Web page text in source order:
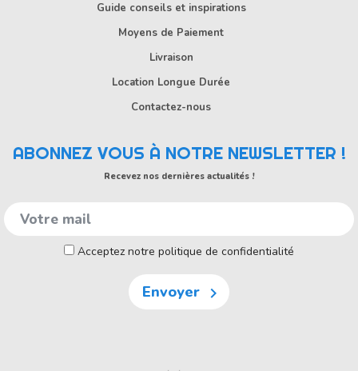
Guide conseils et inspirations
Moyens de Paiement
Livraison
Location Longue Durée
Contactez-nous
ABONNEZ VOUS À NOTRE NEWSLETTER !
Recevez nos dernières actualités !
Acceptez notre politique de confidentialité
Envoyer 